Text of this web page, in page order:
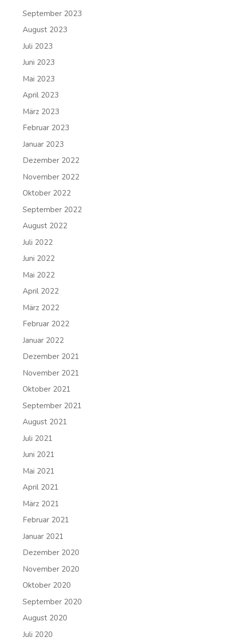
September 2023
August 2023
Juli 2023
Juni 2023
Mai 2023
April 2023
März 2023
Februar 2023
Januar 2023
Dezember 2022
November 2022
Oktober 2022
September 2022
August 2022
Juli 2022
Juni 2022
Mai 2022
April 2022
März 2022
Februar 2022
Januar 2022
Dezember 2021
November 2021
Oktober 2021
September 2021
August 2021
Juli 2021
Juni 2021
Mai 2021
April 2021
März 2021
Februar 2021
Januar 2021
Dezember 2020
November 2020
Oktober 2020
September 2020
August 2020
Juli 2020